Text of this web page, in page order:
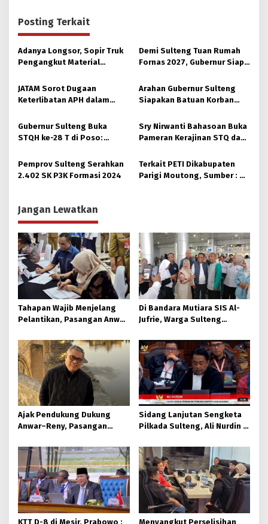
Posting Terkait
Adanya Longsor, Sopir Truk
Pengangkut Material
Korban
Demi Sulteng Tuan Rumah
Fornas 2027, Gubernur Siap
JATAM Sorot Dugaan
Keterlibatan APH dalam
Arahan Gubernur Sulteng
Siapakan Batuan Korban
Moutong Gerak Cepat
Distribusi
Gubernur Sulteng Buka
STQH ke-28 T di Poso:
Ukhuwah dan Toleransi
Sry Nirwanti Bahasoan Buka
Pameran Kerajinan STQ dan
Pemprov Sulteng Serahkan
2.402 SK P3K Formasi 2024
Terkait PETI Dikabupaten
Parigi Moutong, Sumber : Di
Jangan Lewatkan
Tahapan Wajib Menjelang
Pelantikan, Pasangan Anwar
Kesehatan
Di Bandara Mutiara SIS Al-
Jufrie, Warga Sulteng
Kedatangan Gubernur Baru
Sulteng
Ajak Pendukung Dukung
Anwar–Reny, Pasangan
Sidang Lanjutan Sengketa
Pilkada Sulteng, Ali Nurdin :
Huruf a dan b Tidak Jelas
KTT D-8 di Mesir, Prabowo : Menyangkut Perselisihan